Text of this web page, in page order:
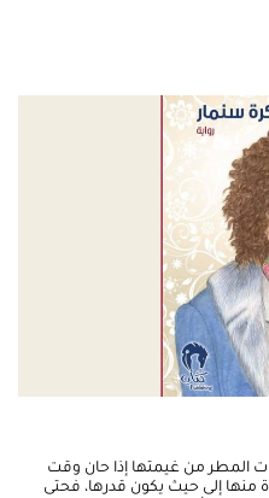
المطر من غيمتها إذا حان وقت
منها إلى حيث يكون قدرها، فحتى